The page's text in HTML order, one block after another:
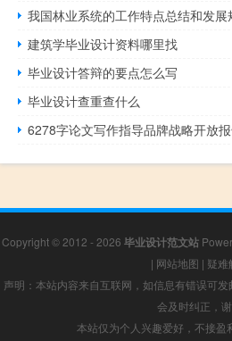
建筑学毕业设计资料哪里找
毕业设计答辩的要点怎么写
毕业设计查重查什么
6278字论文写作指导品牌战略开放
Copyright © 2012 - 2026 毕业设计范文站
| 网站地图 | 疑难
声明：本站内容来自互联网，如信息有错误可
会及时纠正，
本站仅为个人兴趣爱好，不接盈